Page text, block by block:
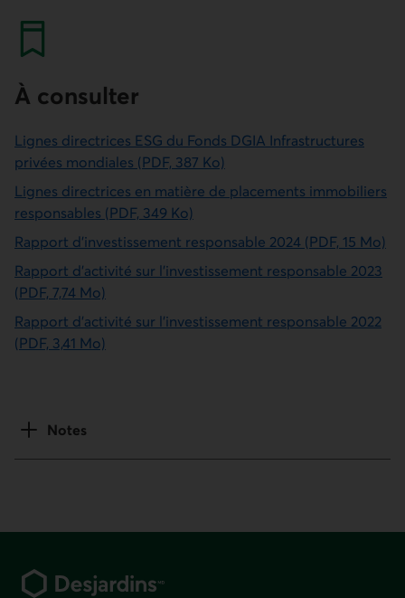
À consulter
Lignes directrices ESG du Fonds DGIA Infrastructures
privées mondiales (PDF, 387 Ko)
Lignes directrices en matière de placements immobiliers
responsables (PDF, 349 Ko)
Rapport d’investissement responsable 2024 (PDF, 15 Mo)
Rapport d’activité sur l’investissement responsable 2023
(PDF, 7,74 Mo)
Rapport d’activité sur l’investissement responsable 2022
(PDF, 3,41 Mo)
Notes